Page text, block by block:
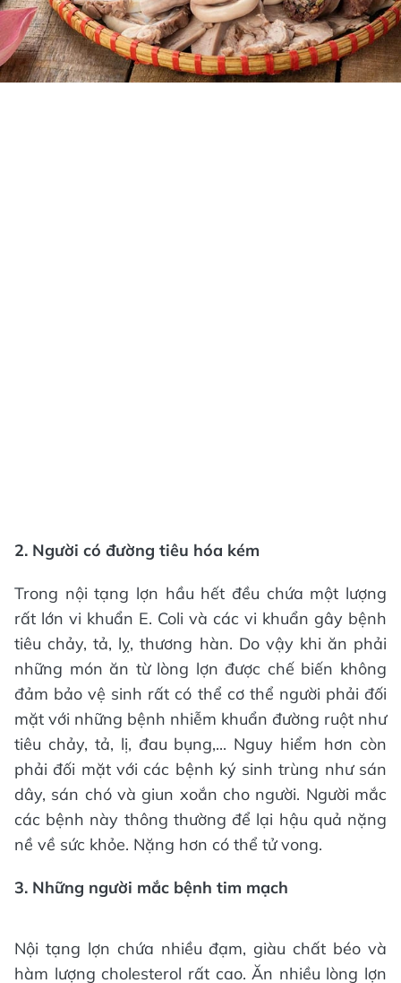
2. Người có đường tiêu hóa kém
Trong nội tạng lợn hầu hết đều chứa một lượng
rất lớn vi khuẩn E. Coli và các vi khuẩn gây bệnh
tiêu chảy, tả, lỵ, thương hàn. Do vậy khi ăn phải
những món ăn từ lòng lợn được chế biến không
đảm bảo vệ sinh rất có thể cơ thể người phải đối
mặt với những bệnh nhiễm khuẩn đường ruột như
tiêu chảy, tả, lị, đau bụng,... Nguy hiểm hơn còn
phải đối mặt với các bệnh ký sinh trùng như sán
dây, sán chó và giun xoắn cho người. Người mắc
các bệnh này thông thường để lại hậu quả nặng
nề về sức khỏe. Nặng hơn có thể tử vong.
3. Những người mắc bệnh tim mạch
Nội tạng lợn chứa nhiều đạm, giàu chất béo và
hàm lượng cholesterol rất cao. Ăn nhiều lòng lợn